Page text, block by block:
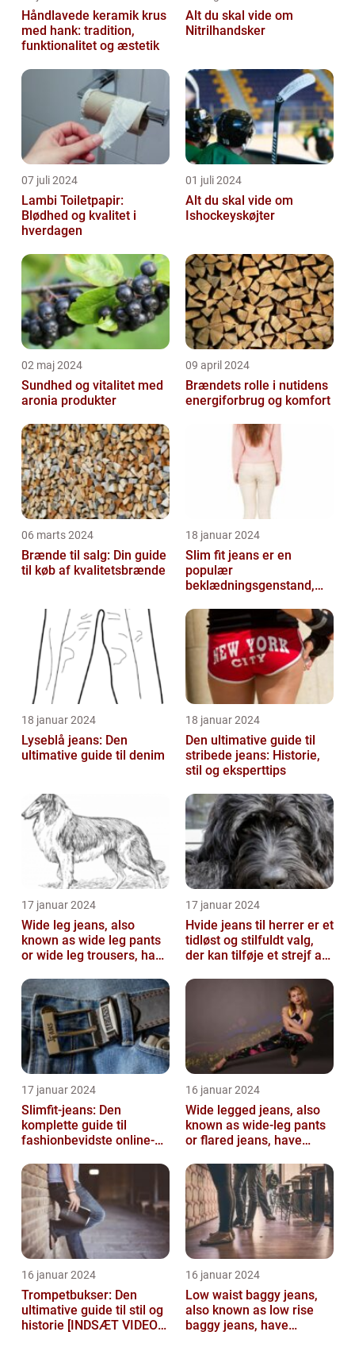
Håndlavede keramik krus
med hank: tradition,
funktionalitet og æstetik
Alt du skal vide om
Nitrilhandsker
07 juli 2024
Lambi Toiletpapir:
Blødhed og kvalitet i
hverdagen
01 juli 2024
Alt du skal vide om
Ishockeyskøjter
02 maj 2024
Sundhed og vitalitet med
aronia produkter
09 april 2024
Brændets rolle i nutidens
energiforbrug og komfort
06 marts 2024
Brænde til salg: Din guide
til køb af kvalitetsbrænde
18 januar 2024
Slim fit jeans er en
populær
beklædningsgenstand,
piger verden over
18 januar 2024
Lyseblå jeans: Den
ultimative guide til denim
18 januar 2024
Den ultimative guide til
stribede jeans: Historie,
stil og eksperttips
17 januar 2024
Wide leg jeans, also
known as wide leg pants
or wide leg trousers, have
fashion tre...
17 januar 2024
Hvide jeans til herrer er et
tidløst og stilfuldt valg,
der kan tilføje et strejf af
17 januar 2024
Slimfit-jeans: Den
komplette guide til
fashionbevidste online-
16 januar 2024
Wide legged jeans, also
known as wide-leg pants
or flared jeans, have
people...
16 januar 2024
Trompetbukser: Den
ultimative guide til stil og
historie [INDSÆT VIDEO
16 januar 2024
Low waist baggy jeans,
also known as low rise
baggy jeans, have